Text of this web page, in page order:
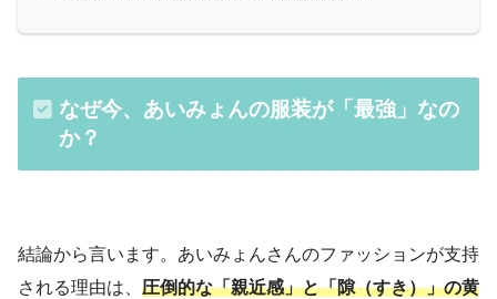
なぜ今、あいみょんの服装が「最強」なの
か？
結論から言います。あいみょんさんのファッションが支持
される理由は、 圧倒的な「親近感」と「隙（すき）」の黄